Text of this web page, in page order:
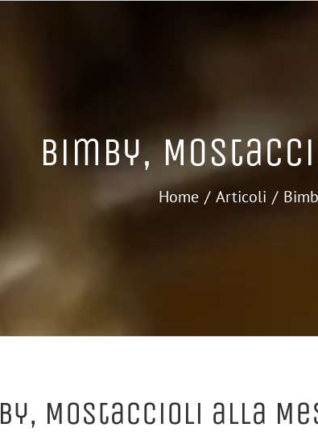
Bimby,
Home Articoli
Mostaccioli alla